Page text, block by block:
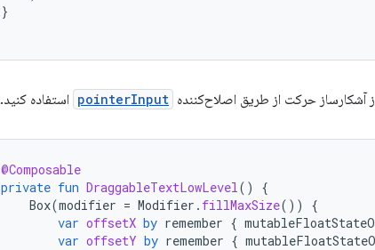
}
آشکارساز حرکت از طریق اصلاح‌کننده pointerInput استفاده کنید.
@Composable
private fun DraggableTextLowLevel()
{
Box(modifier = Modifier . fillMaxSize())
{
var offsetX by remember {
var offsetY by remember {